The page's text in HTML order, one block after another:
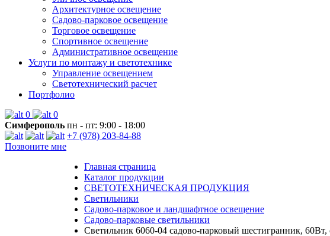
Архитектурное освещение
Садово-парковое освещение
Торговое освещение
Спортивное освещение
Административное освещение
Услуги по монтажу и светотехнике
Управление освещением
Светотехнический расчет
Портфолио
0
0
Симферополь пн - пт: 9:00 - 18:00
+7 (978) 203-84-88
Позвоните мне
Главная страница
Каталог продукции
СВЕТОТЕХНИЧЕСКАЯ ПРОДУКЦИЯ
Светильники
Садово-парковое и ландшафтное освещение
Садово-парковые светильники
Светильник 6060-04 садово-парковый шестигранник,